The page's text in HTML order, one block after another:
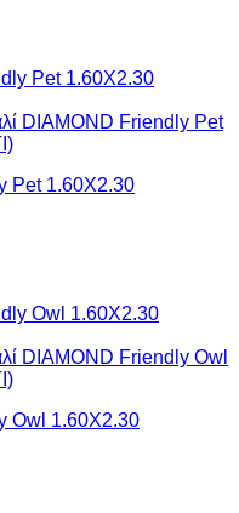
Pet 1.60X2.30
Owl 1.60X2.30